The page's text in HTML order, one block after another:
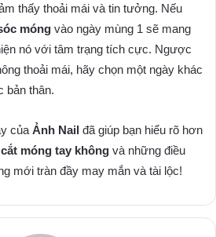
thấy thoải mái và tin tưởng. Nếu
móng vào ngày mùng 1 sẽ mang
nó với tâm trạng tích cực. Ngược
thoải mái, hãy chọn một ngày khác
bản thân.
của Ảnh Nail đã giúp bạn hiểu rõ hơn
móng tay không và những điều
mới tràn đầy may mắn và tài lộc!